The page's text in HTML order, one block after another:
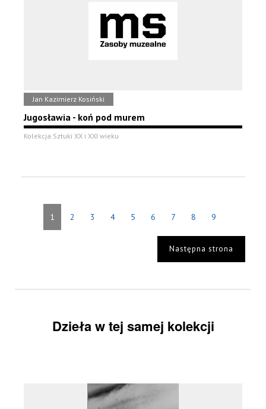
Jan Kazimierz Kosiński
Jugosławia - koń pod murem
Kolekcja Sztuki XX i XXI wieku
1 2 3 4 5 6 7 8 9
Następna strona
Dzieła w tej samej kolekcji